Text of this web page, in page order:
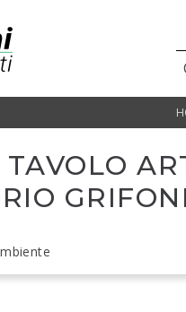
GRIFONI